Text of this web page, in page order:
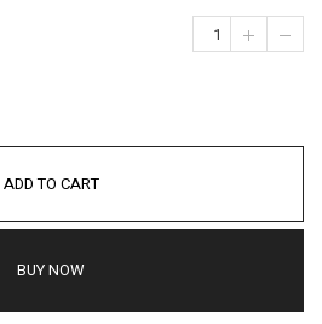
ADD TO CART
BUY NOW